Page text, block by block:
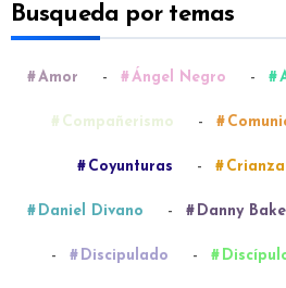
Busqueda por temas
Amor - Ángel Negro -
Compañerismo -
Coyunturas - Crianza
Daniel Divano - Danny
- Discipulado -